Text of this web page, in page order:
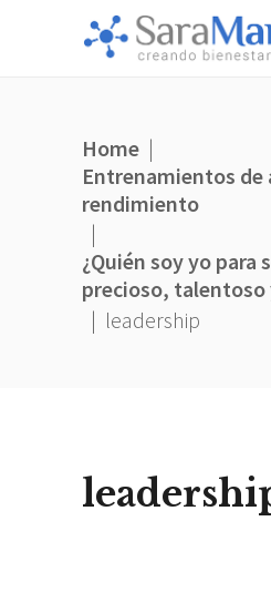
Home |
Entrenamientos de
rendimiento
|
¿Quién soy yo para
precioso, talentoso
| leadership